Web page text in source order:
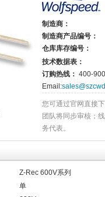
制造商：
制造商产品编号：
仓库库存编号：
技术数据表：
订购热线： 400-
Email:
您可通过官网直接
团队将同步审核；
务代表。
Z-Rec 600V系列
单